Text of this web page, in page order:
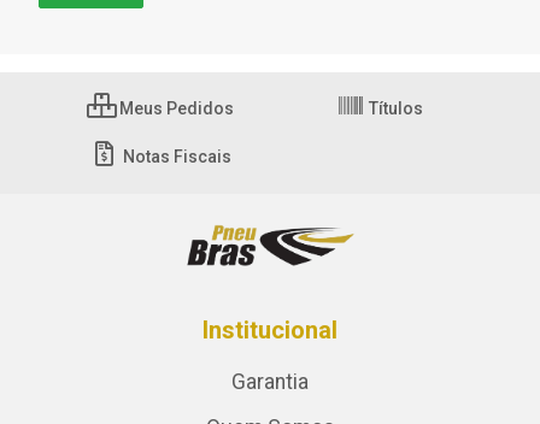
Meus Pedidos Títulos
Notas Fiscais
Institucional
Garantia